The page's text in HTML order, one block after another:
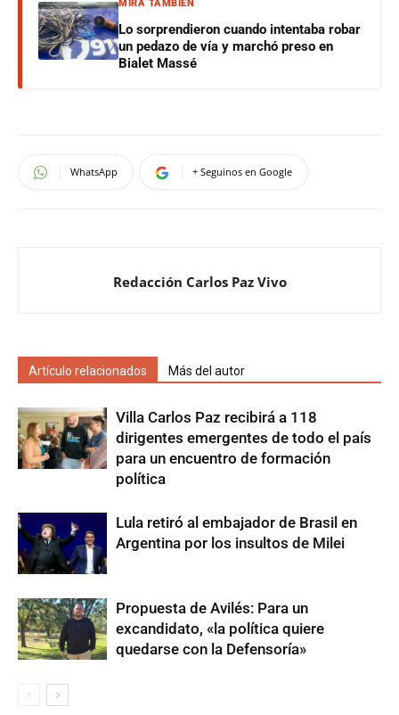
MIRÁ TAMBIÉN
Lo sorprendieron cuando intentaba robar
un pedazo de vía y marchó preso en
Bialet Massé
WhatsApp + Seguinos en Google
Redacción Carlos Paz Vivo
Artículo relacionados Más del autor
Villa Carlos Paz recibirá a 118
dirigentes emergentes de todo el país
para un encuentro de formación
política
Lula retiró al embajador de Brasil en
Argentina por los insultos de Milei
Propuesta de Avilés: Para un
excandidato, «la política quiere
quedarse con la Defensoría»